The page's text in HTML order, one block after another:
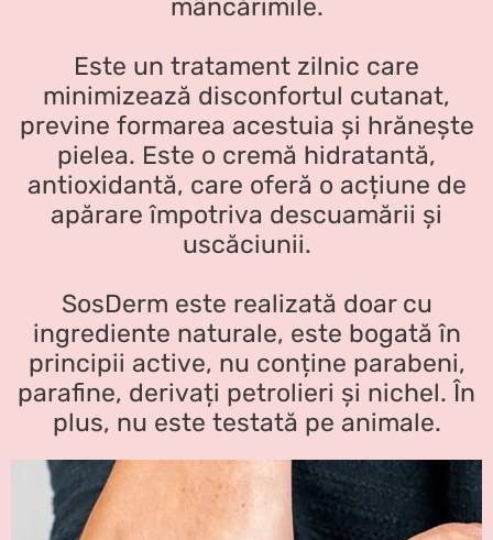
mâncărimile.
Este un tratament zilnic care
minimizează disconfortul cutanat,
previne formarea acestuia și hrănește
pielea. Este o cremă hidratantă,
antioxidantă, care oferă o acțiune de
apărare împotriva descuamării și
uscăciunii.
SosDerm este realizată doar cu
ingrediente naturale, este bogată în
principii active, nu conține parabeni,
parafine, derivați petrolieri și nichel. În
plus, nu este testată pe animale.